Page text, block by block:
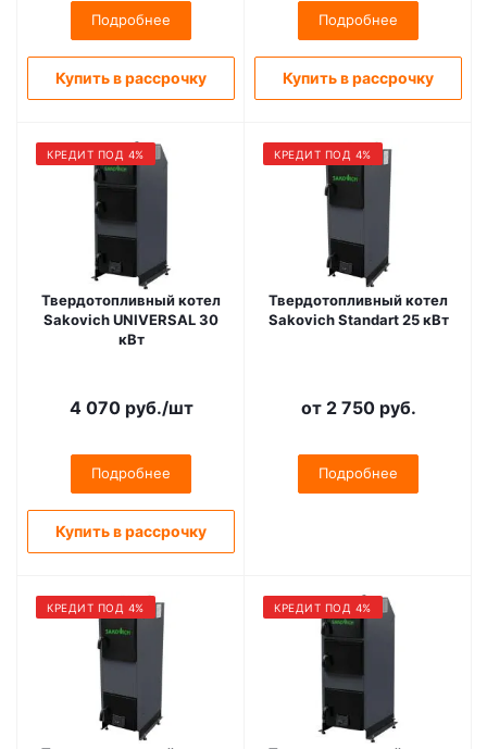
Подробнее
Купить в рассрочку
Подробнее
Купить в рассрочку
КРЕДИТ ПОД 4%
Твердотопливный котел
Sakovich UNIVERSAL 30
кВт
4 070руб./шт
Подробнее
Купить в рассрочку
КРЕДИТ ПОД 4%
Твердотопливный котел
Sakovich Standart 25 кВт
от 2 750 руб.
Подробнее
КРЕДИТ ПОД 4% КРЕДИТ ПОД 4%